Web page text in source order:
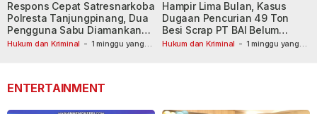
Hukum dan Kriminal - 1 minggu yang
Respons Cepat Satresnarkoba
Polresta Tanjungpinang, Dua
Pengguna Sabu Diamankan
Usai Dilaporkan ke Call Center
Hukum dan Kriminal - 1 minggu yang
Hampir Lima Bulan, Kasus
Dugaan Pencurian 49 Ton
Besi Scrap PT BAI Belum
Tetapkan Tersangka
ENTERTAINMENT